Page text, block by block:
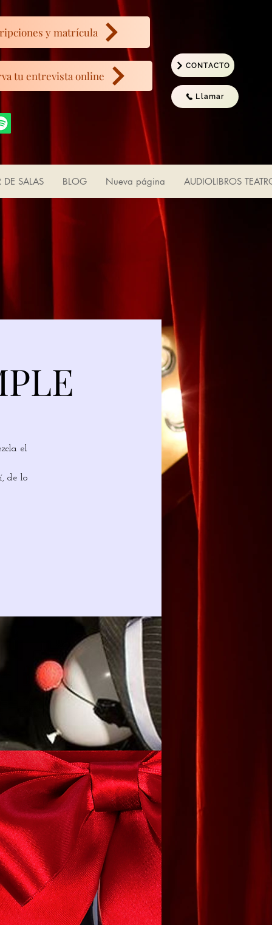
tu entrevista online
Llamar
CONTACTO
y matrícula
DE SALAS BLOG Nueva página AUDIOLIBROS
el
de lo